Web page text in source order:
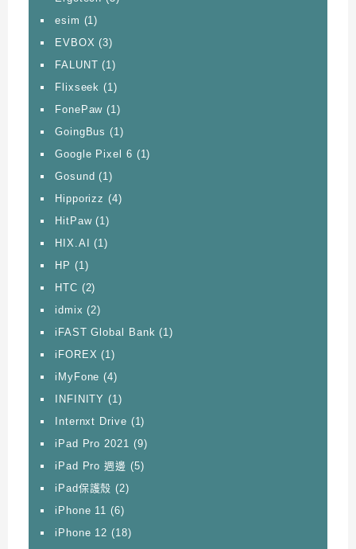
esim (1)
EVBOX (3)
FALUNT (1)
Flixseek (1)
FonePaw (1)
GoingBus (1)
Google Pixel 6 (1)
Gosund (1)
Hipporizz (4)
HitPaw(1)
HIX.AI
(1)
HP (1)
HTC (2)
idmix (2)
iFAST Global Bank (1)
iFOREX (1)
iMyFone (4)
INFINITY (1)
Internxt Drive (1)
iPad Pro 2021 (9)
iPad Pro 週邊 (5)
iPad保護殼 (2)
iPhone 11 (6)
iPhone 12 (18)